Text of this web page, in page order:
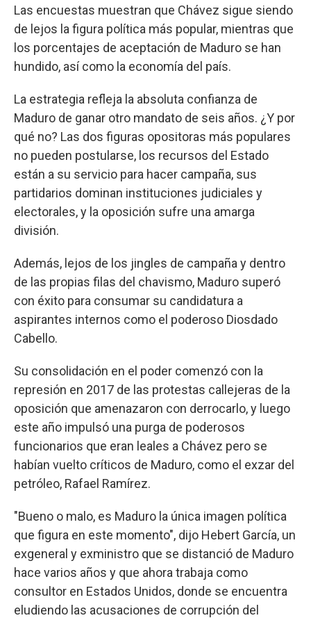
Las encuestas muestran que Chávez sigue siendo
de lejos la figura política más popular, mientras que
los porcentajes de aceptación de Maduro se han
hundido, así como la economía del país.
La estrategia refleja la absoluta confianza de
Maduro de ganar otro mandato de seis años. ¿Y por
qué no? Las dos figuras opositoras más populares
no pueden postularse, los recursos del Estado
están a su servicio para hacer campaña, sus
partidarios dominan instituciones judiciales y
electorales, y la oposición sufre una amarga
división.
Además, lejos de los jingles de campaña y dentro
de las propias filas del chavismo, Maduro superó
con éxito para consumar su candidatura a
aspirantes internos como el poderoso Diosdado
Cabello.
Su consolidación en el poder comenzó con la
represión en 2017 de las protestas callejeras de la
oposición que amenazaron con derrocarlo, y luego
este año impulsó una purga de poderosos
funcionarios que eran leales a Chávez pero se
habían vuelto críticos de Maduro, como el exzar del
petróleo, Rafael Ramírez.
"Bueno o malo, es Maduro la única imagen política
que figura en este momento", dijo Hebert García, un
exgeneral y exministro que se distanció de Maduro
hace varios años y que ahora trabaja como
consultor en Estados Unidos, donde se encuentra
eludiendo las acusaciones de corrupción del